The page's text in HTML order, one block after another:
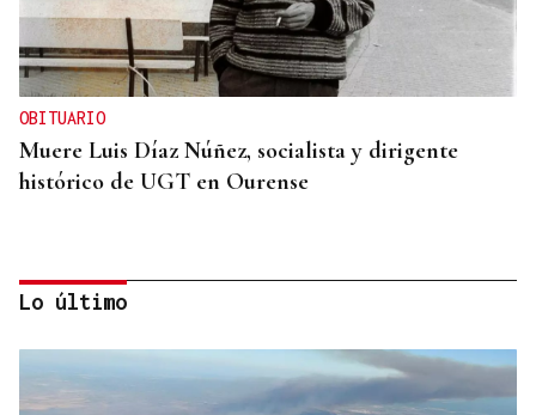
OBITUARIO
Muere Luis Díaz Núñez, socialista y dirigente
histórico de UGT en Ourense
Lo último